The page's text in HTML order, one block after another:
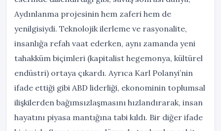
Aydınlanma projesinin hem zaferi hem de
yenilgisiydi. Teknolojik ilerleme ve rasyonalite,
insanlığa refah vaat ederken, aynı zamanda yeni
tahakküm biçimleri (kapitalist hegemonya, kültürel
endüstri) ortaya çıkardı. Ayrıca Karl Polanyi’nin
ifade ettiği gibi ABD liderliği, ekonominin toplumsal
ilişkilerden bağımsızlaşmasını hızlandırarak, insan
hayatını piyasa mantığına tabi kıldı. Bir diğer ifade